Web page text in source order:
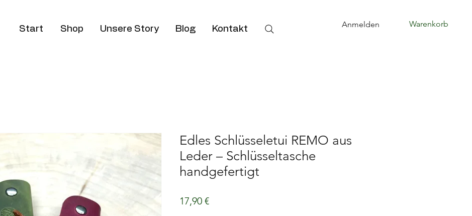
Warenkorb
Anmelden
Start Shop Unsere Story Blog Kontakt
Edles Schlüsseletui REMO aus
Leder – Schlüsseltasche
handgefertigt
17,90 €Preis